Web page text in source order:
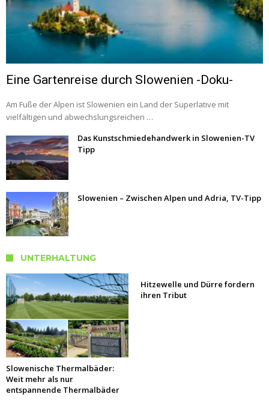
Eine Gartenreise durch Slowenien -Doku-
Am Fuße der Alpen ist Slowenien ein Land der Superlative mit
vielfältigen und abwechslungsreichen …
Das Kunstschmiedehandwerk in Slowenien-TV
Tipp
Slowenien – Zwischen Alpen und Adria, TV-Tipp
UNTERHALTUNG
Slowenische Thermalbäder:
Weit mehr als nur
entspannende Thermalbäder
Hitzewelle und Dürre fordern
ihren Tribut